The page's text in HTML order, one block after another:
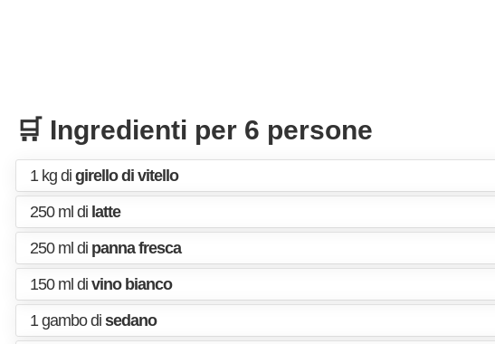
🛒 Ingredienti per 6 persone
1 kg di girello di vitello
250 ml di latte
250 ml di panna fresca
150 ml di vino bianco
1 gambo di sedano